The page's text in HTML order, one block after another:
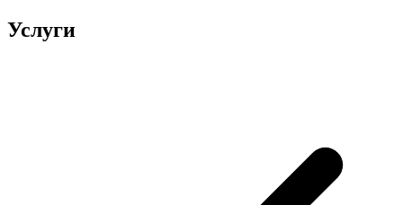
Услуги